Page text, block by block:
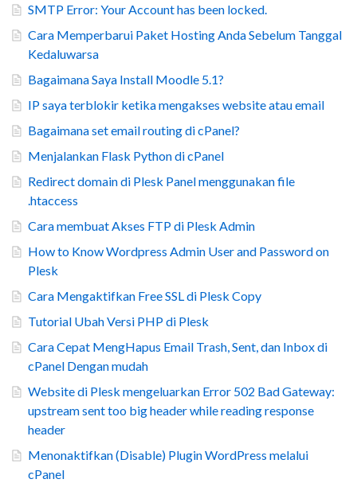
SMTP Error: Your Account has been locked.
Cara Memperbarui Paket Hosting Anda Sebelum Tanggal
Kedaluwarsa
Bagaimana Saya Install Moodle 5.1?
IP saya terblokir ketika mengakses website atau email
Bagaimana set email routing di cPanel?
Menjalankan Flask Python di cPanel
Redirect domain di Plesk Panel menggunakan file
.htaccess
Cara membuat Akses FTP di Plesk Admin
How to Know Wordpress Admin User and Password on
Plesk
Cara Mengaktifkan Free SSL di Plesk Copy
Tutorial Ubah Versi PHP di Plesk
Cara Cepat MengHapus Email Trash, Sent, dan Inbox di
cPanel Dengan mudah
Website di Plesk mengeluarkan Error 502 Bad Gateway:
upstream sent too big header while reading response
header
Menonaktifkan (Disable) Plugin WordPress melalui
cPanel